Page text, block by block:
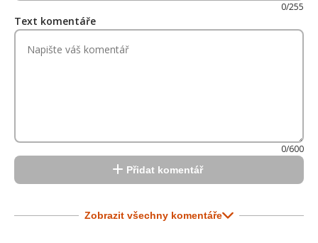
0/255
Text komentáře
0/600
Přidat komentář
Zobrazit všechny komentáře